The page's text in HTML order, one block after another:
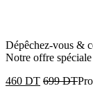
Dépêchez-vous &
Notre offre
460 DT 699DT